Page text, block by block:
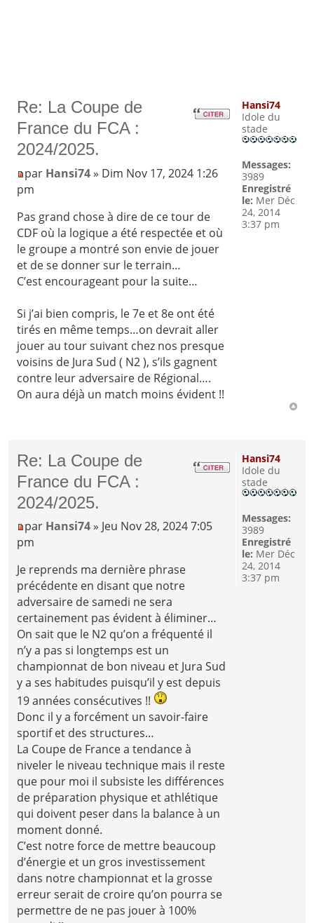
Re: La Coupe de
France du FCA :
2024/2025.
par Hansi74» Dim Nov 17, 2024 1:26
pm
Pas grand chose à dire de ce tour de
CDF où la logique a été respectée et où
le groupe a montré son envie de jouer
et de se donner sur le terrain…
C’est encourageant pour la suite…
Si j’ai bien compris, le 7e et 8e ont été
tirés en même temps…on devrait aller
jouer au tour suivant chez nos presque
voisins de Jura Sud ( N2 ), s’ils gagnent
contre leur adversaire de Régional….
On aura déjà un match moins évident !!
Hansi74
Idole du
stade
Messages:
3989
Enregistré
le: Mer Déc
24, 2014
3:37 pm
Re: La Coupe de
France du FCA :
2024/2025.
par Hansi74 » Jeu Nov 28, 2024 7:05
pm
Je reprends ma dernière phrase
précédente en disant que notre
adversaire de samedi ne sera
certainement pas évident à éliminer…
On sait que le N2 qu’on a fréquenté il
n’y a pas si longtemps est un
championnat de bon niveau et Jura Sud
y a ses habitudes puisqu’il y est depuis
19 années consécutives !!
Donc il y a forcément un savoir-faire
sportif et des structures…
La Coupe de France a tendance à
niveler le niveau technique mais il reste
que pour moi il subsiste les différences
de préparation physique et athlétique
qui doivent peser dans la balance à un
moment donné.
C’est notre force de mettre beaucoup
d’énergie et un gros investissement
dans notre championnat et la grosse
erreur serait de croire qu’on pourra se
permettre de ne pas jouer à 100%
Hansi74
Idole du
stade
Messages:
3989
Enregistré
le: Mer Déc
24, 2014
3:37 pm